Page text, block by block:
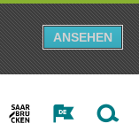
ANSEHEN